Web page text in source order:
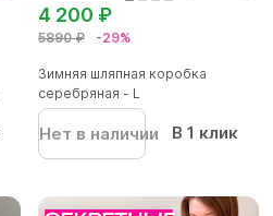
5890 ₽ -29%
4 200 ₽
Зимняя шляпная коробка
серебряная - L
Нет в наличии В 1 клик